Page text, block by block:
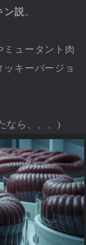
ン説。
ミュータント肉
キーバージョ
なら、、、)